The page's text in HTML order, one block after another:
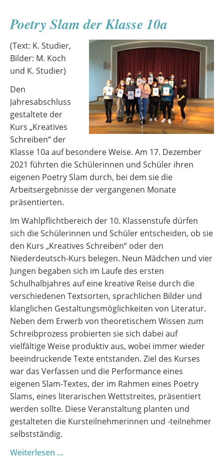
Poetry Slam der Klasse 10a
(Text: K. Studier,
Bilder: M. Koch
und K. Studier)
Den
Jahresabschluss
gestaltete der
Kurs „Kreatives
Schreiben“ der
Klasse 10a auf besondere Weise. Am 17. Dezember
2021 führten die Schülerinnen und Schüler ihren
eigenen Poetry Slam durch, bei dem sie die
Arbeitsergebnisse der vergangenen Monate
präsentierten.
Im Wahlpflichtbereich der 10. Klassenstufe dürfen
sich die Schülerinnen und Schüler entscheiden, ob sie
den Kurs „Kreatives Schreiben“ oder den
Niederdeutsch-Kurs belegen. Neun Mädchen und vier
Jungen begaben sich im Laufe des ersten
Schulhalbjahres auf eine kreative Reise durch die
verschiedenen Textsorten, sprachlichen Bilder und
klanglichen Gestaltungsmöglichkeiten von Literatur.
Neben dem Erwerb von theoretischem Wissen zum
Schreibprozess probierten sie sich dabei auf
vielfältige Weise produktiv aus, wobei immer wieder
beeindruckende Texte entstanden. Ziel des Kurses
war das Verfassen und die Performance eines
eigenen Slam-Textes, der im Rahmen eines Poetry
Slams, eines literarischen Wettstreites, präsentiert
werden sollte. Diese Veranstaltung planten und
gestalteten die Kursteilnehmerinnen und -teilnehmer
selbstständig.
Weiterlesen …